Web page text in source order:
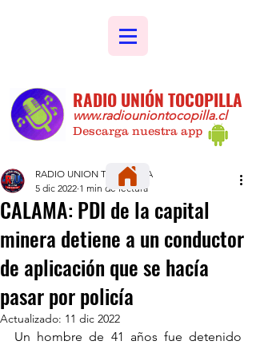
RADIO UNIÓN TOCOPILLA
www.radiouniontocopilla.cl
Descarga nuestra app
CALAMA: PDI de la capital
minera detiene a un conductor
de aplicación que se hacía
pasar por policía
RADIO UNION TOCOPILLA
5 dic 2022 1 min de lectura
Actualizado: 11 dic 2022
Un hombre de 41 años fue detenido